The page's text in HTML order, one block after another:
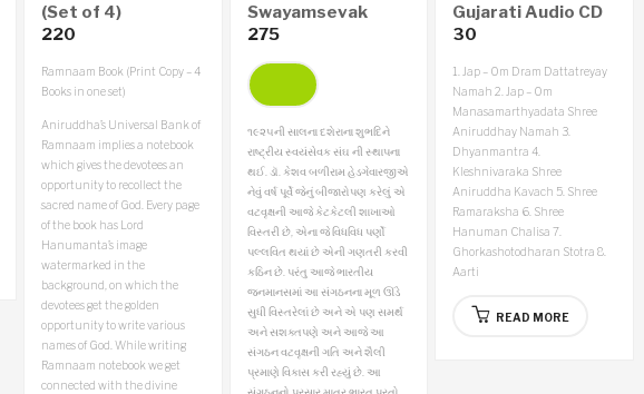
(Set of 4)
220
Ramnaam Book (Print Copy – 4
Books in one set)
Aniruddha’s Universal Bank of
Ramnaam implies a notebook
which gives the devotees an
opportunity to recollect the
sacred name of God. Every page
of the book has Lord
Hanumanta’s image
watermarked in the
background, on which the
devotees get the golden
opportunity to write various
names of God. While writing
Ramnaam notebook we get
connected with the divine
Swayamsevak
Sangh – Vishwanu
Adwitiya
Sangathan
(Gujarati)
275
૧૯૨૫ની સાલના દશેરાના શુભદિને
રાષ્ટ્રીય સ્વયંસેવક સંઘ ની સ્થાપના
થઈ. ડૉ. કેશવ બળીરામ હેડગેવારજીએ
નેવું વર્ષ પૂર્વે જેનું બીજારોપણ કરેલું એ
વટવૃક્ષની આજે કેટકેટલી શાખાઓ
વિસ્તરી છે, એના જે વિધવિધ પર્ણો
પલ્લવિત થયાં છે એની ગણતરી કરવી
કઠિન છે. પરંતુ આજે ભારતીય
જનમાનસમાં આ સંગઠનના મૂળ ઊંડે
સુધી વિસ્તરેલાં છે અને એ પણ સમર્થ
અને સશક્તપણે અને આજે આ
સંગઠન વટવૃક્ષની ગતિ અને શૈલી
પ્રમાણે વિકાસ કરી રહ્યું છે. આ
Gujarati Audio CD
30
1. Jap – Om Dram Dattatreyay
Namah 2. Jap – Om
Manasamarthyadata Shree
Aniruddhay Namah 3.
Dhyanmantra 4.
Kleshnivaraka Shree
Aniruddha Kavach 5. Shree
Ramaraksha 6. Shree
Hanuman Chalisa 7.
Ghorkashotodharan Stotra 8.
Aarti
READ MORE